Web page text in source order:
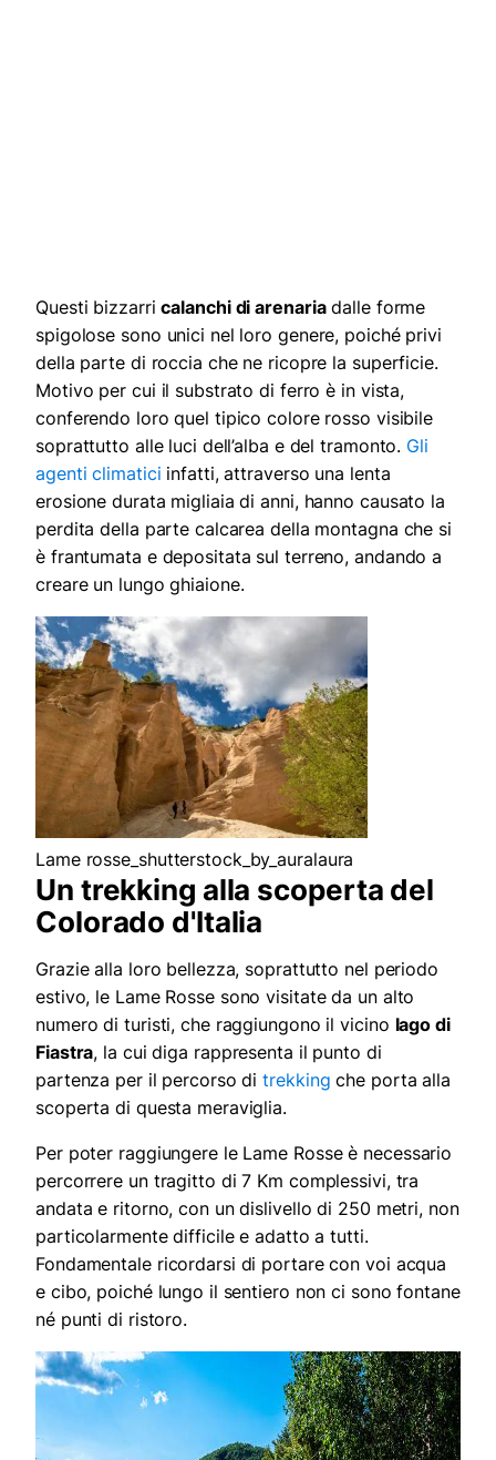
Questi bizzarricalanchi di arenariadalle forme
spigolose sono unici nel loro genere, poiché privi
della parte di roccia che ne ricopre la superficie.
Motivo per cui il substrato di ferro è in vista,
conferendo loro quel tipico colore rosso visibile
soprattutto alle luci dell’alba e del tramonto. Gli
agenti climatici infatti, attraverso una lenta
erosione durata migliaia di anni, hanno causato la
perdita della parte calcarea della montagna che si
è frantumata e depositata sul terreno, andando a
creare un lungo ghiaione.
Lame rosse_shutterstock_by_auralaura
Un trekking alla scoperta del
Colorado d'Italia
Grazie alla loro bellezza, soprattutto nel periodo
estivo, le Lame Rosse sono visitate da un alto
numero di turisti, che raggiungono il vicino lago di
Fiastra, la cui diga rappresenta il punto di
partenza per il percorso ditrekking che porta alla
scoperta di questa meraviglia.
Per poter raggiungere le Lame Rosse è necessario
percorrere un tragitto di 7 Km complessivi, tra
andata e ritorno, con un dislivello di 250 metri, non
particolarmente difficile e adatto a tutti.
Fondamentale ricordarsi di portare con voi acqua
e cibo, poiché lungo il sentiero non ci sono fontane
né punti di ristoro.